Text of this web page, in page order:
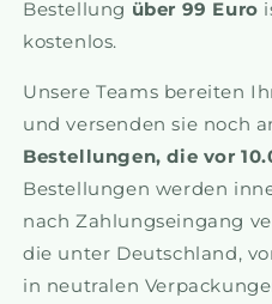
Bestellung über 99 Euro
kostenlos.
Unsere Teams bereiten
und versenden sie noch
Bestellungen, die vor
Bestellungen werden
nach Zahlungseingang
die unter Deutschland,
in neutralen